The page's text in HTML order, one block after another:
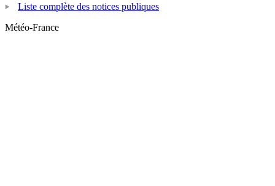
Liste complète des notices publiques
Météo-France